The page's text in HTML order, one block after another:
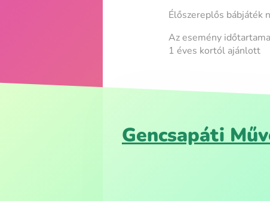
Élőszereplős bábjáték
Az esemény
1 éves kortól ajánlott
Gencsapáti